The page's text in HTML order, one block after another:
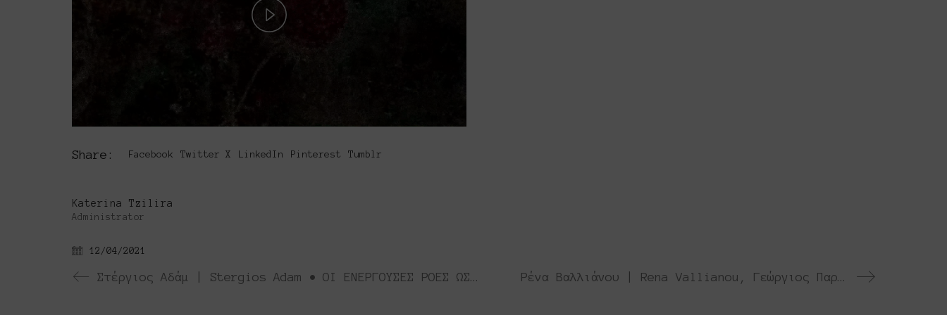
Play
Video
Share: Facebook Twitter X LinkedIn Pinterest Tumblr
Katerina Tzilira
Administrator
12/04/2021
Στέργιος Αδάμ | Stergios Adam • ΟΙ ΕΝΕΡΓΟΥΣΕΣ ΡΟΕΣ ΩΣ ΔΙΑΜΟΡΦΩΤΕΣ ΤΗΣ ΑΤΜΟΣΦΑΙΡΑΣ | THE ACTIVE FLOWS AS MODULATORS OF THE ATMOSPHERE Ρένα Βαλλιάνου | Rena Vallianou, Γεώργιος Παρτσινέβελος | Georgios Partsinevelos • ΜΕΣΑ ΣΤΟ ΧΡΟΝΟ | INSIDE THE TIME